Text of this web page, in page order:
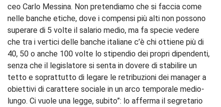
ceo Carlo Messina. Non pretendiamo che si faccia come
nelle banche etiche, dove i compensi più alti non possono
superare di 5 volte il salario medio, ma fa specie vedere
che tra i vertici delle banche italiane c’è chi ottiene più di
40, 50 o anche 100 volte lo stipendio dei propri dipendenti,
senza che il legislatore si senta in dovere di stabilire un
tetto e soprattutto di legare le retribuzioni dei manager a
obiettivi di carattere sociale in un arco temporale medio-
lungo. Ci vuole una legge, subito”: lo afferma il segretario